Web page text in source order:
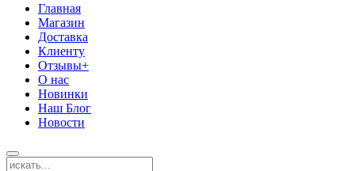
Главная
Магазин
Доставка
Клиенту
Отзывы+
О нас
Новинки
Наш Блог
Новости